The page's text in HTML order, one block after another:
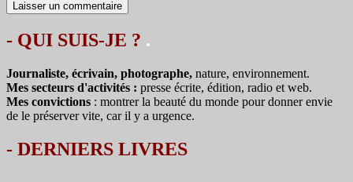
- QUI SUIS-JE ? .
Journaliste, écrivain, photographe, nature, environnement.
Mes secteurs d'activités : presse écrite, édition, radio et web.
Mes convictions : montrer la beauté du monde pour donner envie
de le préserver vite, car il y a urgence.
- DERNIERS LIVRES